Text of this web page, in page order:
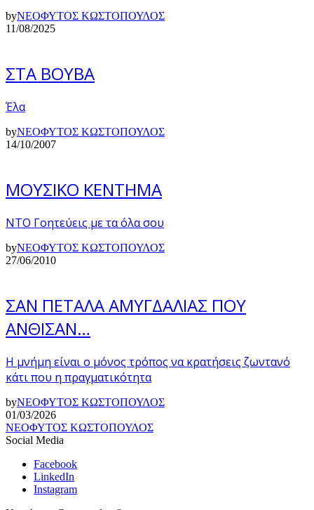
byΝΕΟΦΥΤΟΣ ΚΩΣΤΟΠΟΥΛΟΣ
11/08/2025
ΣΤΑ ΒΟΥΒΑ
Έλα
byΝΕΟΦΥΤΟΣ ΚΩΣΤΟΠΟΥΛΟΣ
14/10/2007
ΜΟΥΣΙΚΟ ΚΕΝΤΗΜΑ
ΝΤΟ Γοητεύεις με τα όλα σου
byΝΕΟΦΥΤΟΣ ΚΩΣΤΟΠΟΥΛΟΣ
27/06/2010
ΣΑΝ ΠΕΤΑΛΑ ΑΜΥΓΔΑΛΙΑΣ ΠΟΥ
ΑΝΘΙΣΑΝ…
Η μνήμη είναι ο μόνος τρόπος να κρατήσεις ζωντανό
κάτι που η πραγματικότητα
byΝΕΟΦΥΤΟΣ ΚΩΣΤΟΠΟΥΛΟΣ
01/03/2026
ΝΕΟΦΥΤΟΣ ΚΩΣΤΟΠΟΥΛΟΣ
Social Media
Facebook
LinkedIn
Instagram